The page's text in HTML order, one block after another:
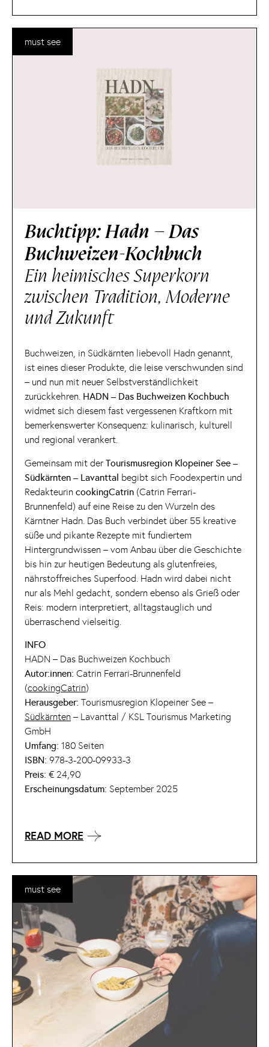
Buchtipp: Hadn – Das
Buchweizen-Kochbuch
Ein heimisches Superkorn
zwischen Tradition, Moderne
und Zukunft
Buchweizen, in Südkärnten liebevoll Hadn genannt,
ist eines dieser Produkte, die leise verschwunden sind
– und nun mit neuer Selbstverständlichkeit
zurückkehren. HADN – Das Buchweizen Kochbuch
widmet sich diesem fast vergessenen Kraftkorn mit
bemerkenswerter Konsequenz: kulinarisch, kulturell
und regional verankert.
Gemeinsam mit der Tourismusregion Klopeiner See –
Südkärnten – Lavanttal begibt sich Foodexpertin und
Redakteurin cookingCatrin (Catrin Ferrari-
Brunnenfeld) auf eine Reise zu den Wurzeln des
Kärntner Hadn. Das Buch verbindet über 55 kreative
süße und pikante Rezepte mit fundiertem
Hintergrundwissen – vom Anbau über die Geschichte
bis hin zur heutigen Bedeutung als glutenfreies,
nährstoffreiches Superfood. Hadn wird dabei nicht
nur als Mehl gedacht, sondern ebenso als Grieß oder
Reis: modern interpretiert, alltagstauglich und
überraschend vielseitig.
INFO
HADN – Das Buchweizen Kochbuch
Autor:innen: Catrin Ferrari-Brunnenfeld
(cookingCatrin)
Herausgeber: Tourismusregion Klopeiner See –
Südkärnten – Lavanttal / KSL Tourismus Marketing
GmbH
Umfang: 180 Seiten
ISBN: 978-3-200-09933-3
Preis: € 24,90
Erscheinungsdatum: September 2025
READ MORE
must see
must see